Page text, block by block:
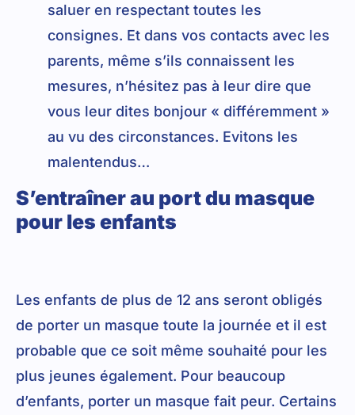
saluer en respectant toutes les
consignes. Et dans vos contacts avec les
parents, même s’ils connaissent les
mesures, n’hésitez pas à leur dire que
vous leur dites bonjour « différemment »
au vu des circonstances. Evitons les
malentendus…
S’entraîner au port du masque
pour les enfants
Les enfants de plus de 12 ans seront obligés
de porter un masque toute la journée et il est
probable que ce soit même souhaité pour les
plus jeunes également. Pour beaucoup
d’enfants, porter un masque fait peur. Certains